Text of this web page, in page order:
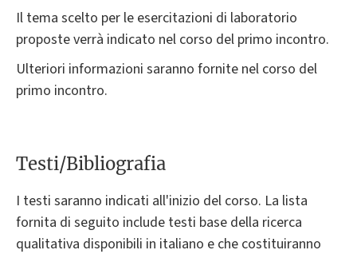
Il tema scelto per le esercitazioni di laboratorio
proposte verrà indicato nel corso del primo incontro.
Ulteriori informazioni saranno fornite nel corso del
primo incontro.
Testi/Bibliografia
I testi saranno indicati all'inizio del corso. La lista
fornita di seguito include testi base della ricerca
qualitativa disponibili in italiano e che costituiranno